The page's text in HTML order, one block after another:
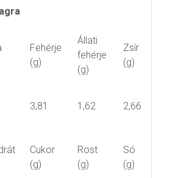
Fehérje
(g)
Állati
fehérje
(g)
Zsír
(g)
3,81 1,62 2,66
Cukor
(g)
Rost
(g)
Só
(g)